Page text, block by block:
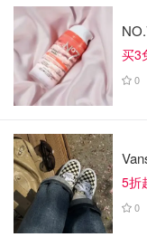
图片来自
作角色扮演游戏，将
界就是它最大的亮点
绝在城堡里走来走去
版，包括闹鬼的霍
买3
0
5折
0